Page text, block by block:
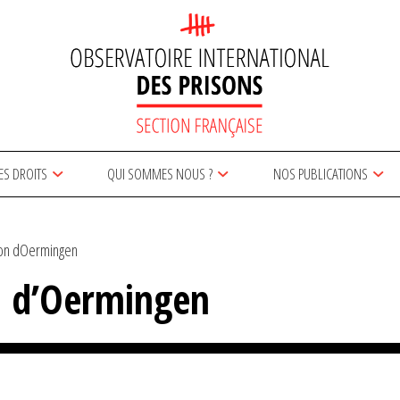
DROITS QUI SOMMES NOUS ? NOS PUBLICATIONS
dOermingen